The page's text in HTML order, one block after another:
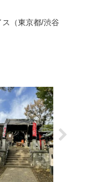
（東京都/渋谷